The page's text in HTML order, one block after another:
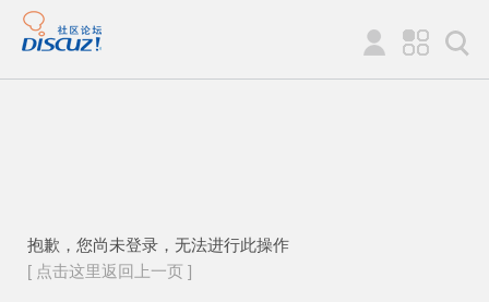
抱歉，您尚未登录，无法进行此操作
[ 点击这里返回上一页 ]